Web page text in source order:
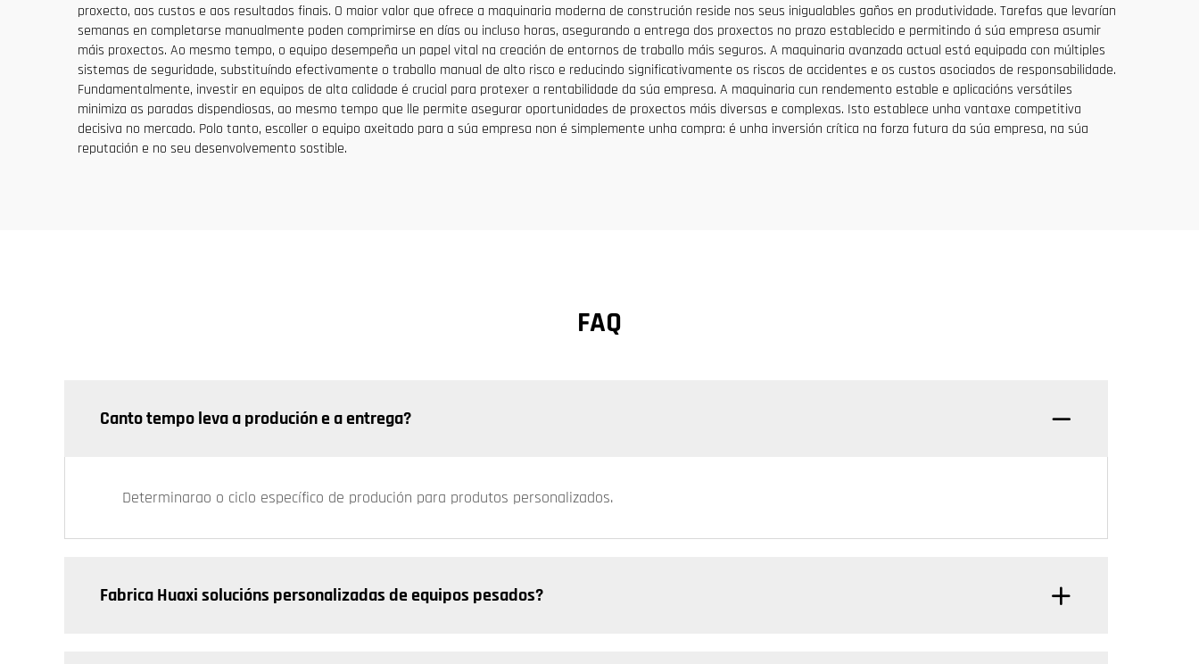
proxecto, aos custos e aos resultados finais. O maior valor que ofrece a maquinaria moderna de construción reside nos seus inigualables gaños en produtividade. Tarefas que levarían
semanas en completarse manualmente poden comprimirse en días ou incluso horas, asegurando a entrega dos proxectos no prazo establecido e permitindo á súa empresa asumir
máis proxectos. Ao mesmo tempo, o equipo desempeña un papel vital na creación de entornos de traballo máis seguros. A maquinaria avanzada actual está equipada con múltiples
sistemas de seguridade, substituíndo efectivamente o traballo manual de alto risco e reducindo significativamente os riscos de accidentes e os custos asociados de responsabilidade.
Fundamentalmente, investir en equipos de alta calidade é crucial para protexer a rentabilidade da súa empresa. A maquinaria cun rendemento estable e aplicacións versátiles
minimiza as paradas dispendiosas, ao mesmo tempo que lle permite asegurar oportunidades de proxectos máis diversas e complexas. Isto establece unha vantaxe competitiva
decisiva no mercado. Polo tanto, escoller o equipo axeitado para a súa empresa non é simplemente unha compra: é unha inversión crítica na forza futura da súa empresa, na súa
reputación e no seu desenvolvemento sostible.
FAQ
Canto tempo leva a produción e a entrega?
Determinarao o ciclo específico de produción para produtos personalizados.
Fabrica Huaxi solucións personalizadas de equipos pesados? ​